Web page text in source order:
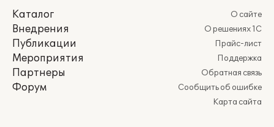
Каталог
Внедрения
Публикации
Мероприятия
Партнеры
Форум
О сайте
О решениях 1С
Прайс-лист
Поддержка
Обратная связь
Сообщить об ошибке
Карта сайта